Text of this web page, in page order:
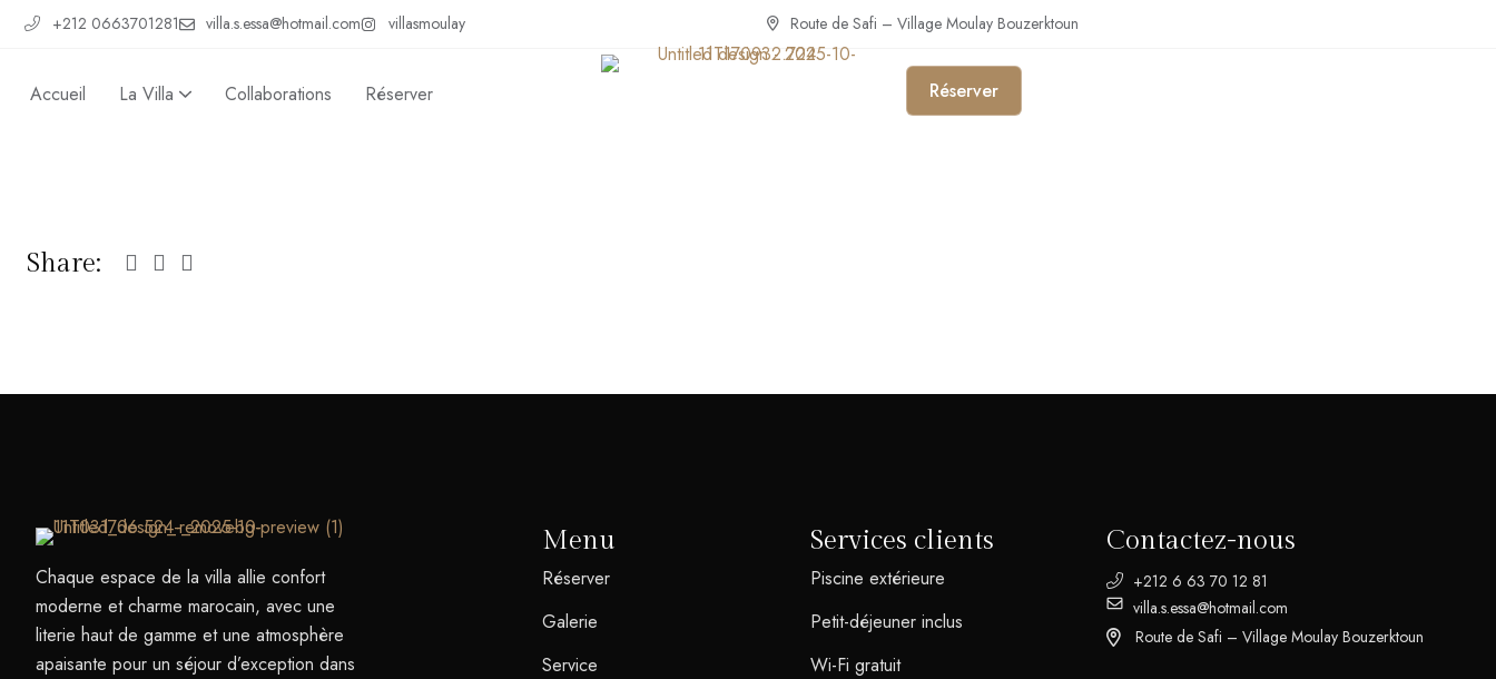
+212 0663701281 villa.s.essa@hotmail.com villasmoulay Route de Safi – Village Moulay Bouzerktoun
Accueil La Villa Collaborations Réserver Réserver
Share:
Chaque espace de la villa allie confort
moderne et charme marocain, avec une
literie haut de gamme et une atmosphère
apaisante pour un séjour d’exception dans
Menu
Réserver
Galerie
Service
Services clients
Piscine extérieure
Petit-déjeuner inclus
Wi-Fi gratuit
Contactez-nous
+212 6 63 70 12 81
villa.s.essa@hotmail.com
Route de Safi – Village Moulay Bouzerktoun